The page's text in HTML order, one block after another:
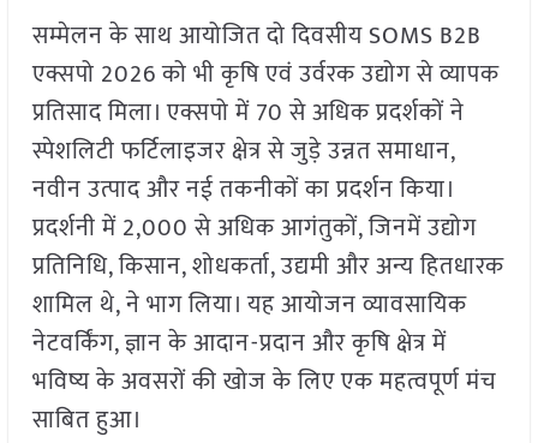
सम्मेलन के साथ आयोजित दो दिवसीय SOMS B2B
एक्सपो 2026 को भी कृषि एवं उर्वरक उद्योग से व्यापक
प्रतिसाद मिला। एक्सपो में 70 से अधिक प्रदर्शकों ने
स्पेशलिटी फर्टिलाइजर क्षेत्र से जुड़े उन्नत समाधान,
नवीन उत्पाद और नई तकनीकों का प्रदर्शन किया।
प्रदर्शनी में 2,000 से अधिक आगंतुकों, जिनमें उद्योग
प्रतिनिधि, किसान, शोधकर्ता, उद्यमी और अन्य हितधारक
शामिल थे, ने भाग लिया। यह आयोजन व्यावसायिक
नेटवर्किंग, ज्ञान के आदान-प्रदान और कृषि क्षेत्र में
भविष्य के अवसरों की खोज के लिए एक महत्वपूर्ण मंच
साबित हुआ।